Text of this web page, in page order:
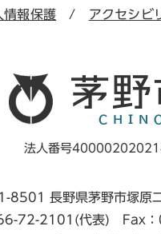
情報保護 アクセシビ
法人番号
8501 長野県茅野市塚原
72-2101(代表) Fax